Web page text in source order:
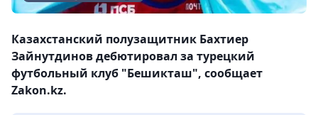
Казахстанский полузащитник Бахтиер
Зайнутдинов дебютировал за турецкий
футбольный клуб "Бешикташ", сообщает
Zakon.kz.